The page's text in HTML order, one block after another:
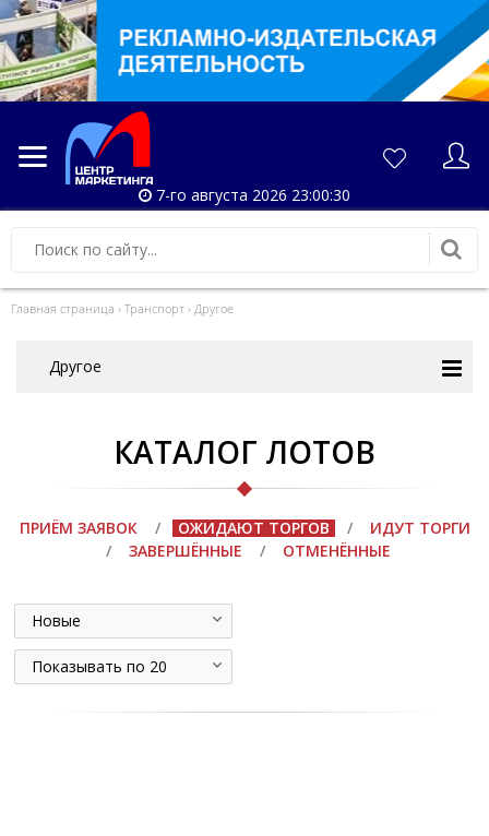
7-го августа 2026 23:00:30
Главная страница › Транспорт › Другое
Другое
КАТАЛОГ ЛОТОВ
ПРИЁМ ЗАЯВОК / ОЖИДАЮТ ТОРГОВ /
ИДУТ ТОРГИ
/
ЗАВЕРШЁННЫЕ / ОТМЕНЁННЫЕ
Новые
Показывать по 20